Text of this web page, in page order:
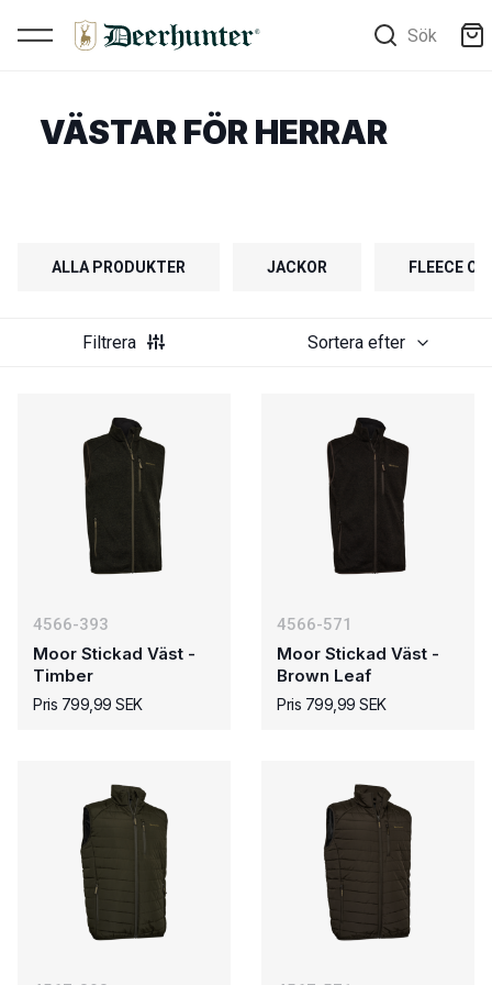
Sök
VÄSTAR FÖR HERRAR
ALLA PRODUKTER JACKOR FLEECE
Filtrera Sortera efter
4566-393
Moor Stickad Väst -
Timber
Pris 799,99 SEK
4566-571
Moor Stickad Väst -
Brown Leaf
Pris 799,99 SEK